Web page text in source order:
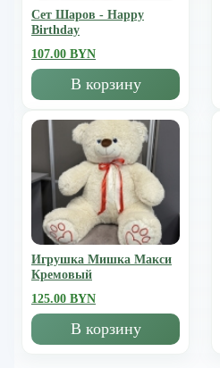
Сет Шаров - Happy
Birthday
107.00 BYN
В корзину
Игрушка Мишка Mакси
Кремовый
125.00 BYN
В корзину